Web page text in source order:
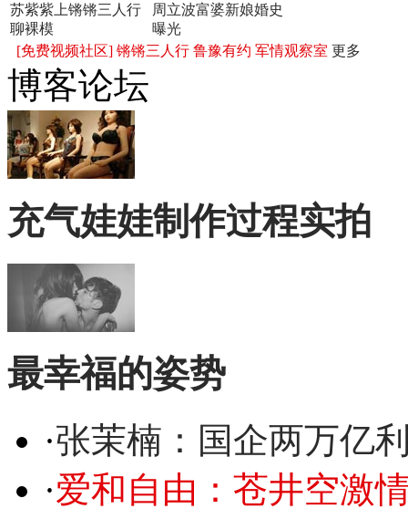
苏紫紫上锵锵三人行
聊裸模
周立波富婆新娘婚史
曝光
[免费视频社区] 锵锵三人行 鲁豫有约 军情观察室 更多
博客论坛
充气娃娃制作过程实拍
最幸福的姿势
·张茉楠：国企两万亿
·爱和自由：苍井空激